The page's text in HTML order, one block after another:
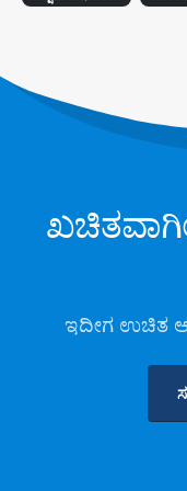
ಇದೀಗ ಉಚಿತ
ಕೈಗಾರಿಕಾ ಶೈತ್ಯೀಕರಣ ಅನಿಲ
ವಿನ್ಸೆನ್. ©